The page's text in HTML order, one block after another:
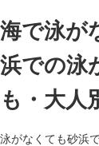
海で泳が
浜での泳
も・大人
泳がなくても砂浜